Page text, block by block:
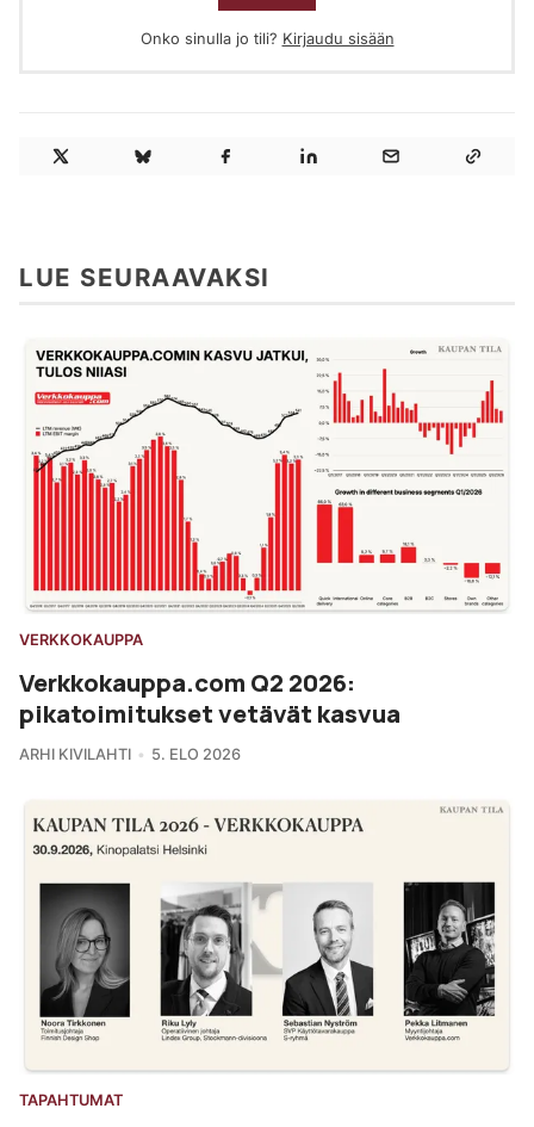
Onko sinulla jo tili? Kirjaudu sisään
LUE SEURAAVAKSI
VERKKOKAUPPA
Verkkokauppa.com Q2 2026:
pikatoimitukset vetävät kasvua
ARHI KIVILAHTI 5. ELO 2026
TAPAHTUMAT